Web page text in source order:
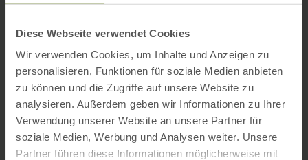
Diese Webseite verwendet Cookies
Wir verwenden Cookies, um Inhalte und Anzeigen zu
personalisieren, Funktionen für soziale Medien anbieten
zu können und die Zugriffe auf unsere Website zu
analysieren. Außerdem geben wir Informationen zu Ihrer
Verwendung unserer Website an unsere Partner für
soziale Medien, Werbung und Analysen weiter. Unsere
Partner führen diese Informationen möglicherweise mit